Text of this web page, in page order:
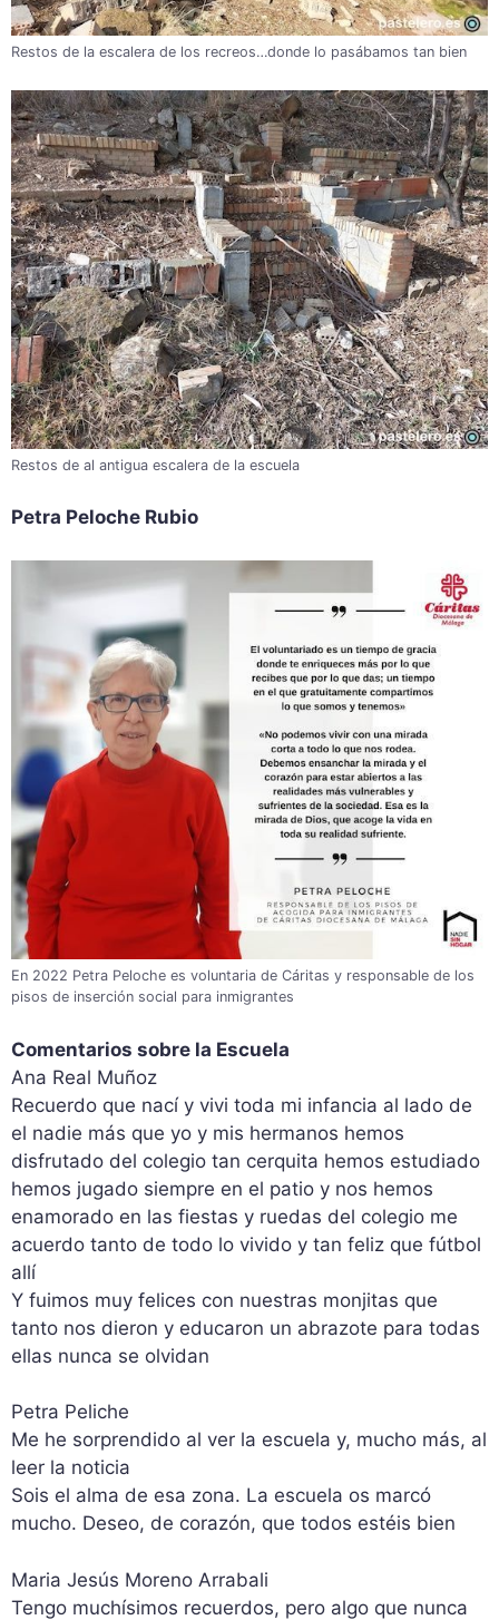
Restos de la escalera de los recreos…donde lo pasábamos tan bien
Restos de al antigua escalera de la escuela
Petra Peloche Rubio
En 2022 Petra Peloche es voluntaria de Cáritas y responsable de los
pisos de inserción social para inmigrantes
Comentarios sobre la Escuela
Ana Real Muñoz
Recuerdo que nací y vivi toda mi infancia al lado de
el nadie más que yo y mis hermanos hemos
disfrutado del colegio tan cerquita hemos estudiado
hemos jugado siempre en el patio y nos hemos
enamorado en las fiestas y ruedas del colegio me
acuerdo tanto de todo lo vivido y tan feliz que fútbol
allí
Y fuimos muy felices con nuestras monjitas que
tanto nos dieron y educaron un abrazote para todas
ellas nunca se olvidan
Petra Peliche
Me he sorprendido al ver la escuela y, mucho más, al
leer la noticia
Sois el alma de esa zona. La escuela os marcó
mucho. Deseo, de corazón, que todos estéis bien
Maria Jesús Moreno Arrabali
Tengo muchísimos recuerdos, pero algo que nunca